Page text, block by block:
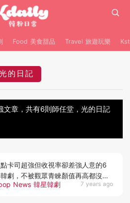
Food 美食甜品 Travel 旅遊玩樂
的日記
文章，共有6則師任堂，光的日記
News 韓星韓劇 7 years ago
卡司超強但收視率卻差強人意的6
劇，不被觀眾青睞顏值再高都沒